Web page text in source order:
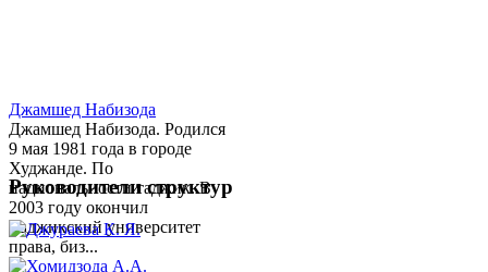
Джамшед Набизода
Джамшед Набизода. Родился
9 мая 1981 года в городе
Худжанде. По
национальности таджик. В
2003 году окончил
Таджикский университет
права, биз...
Руководители структур